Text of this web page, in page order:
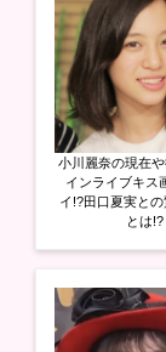
き
ま
す
)
小川麗奈の現在
インライブキス
イ!?田口夏実と
とは!?